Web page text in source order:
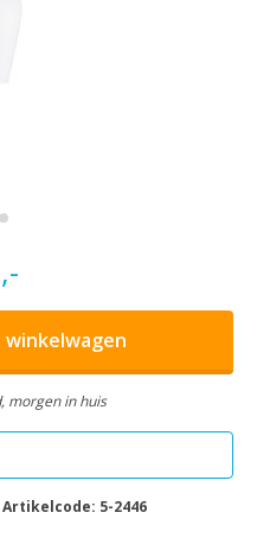
winkelwagen
morgen in huis
Artikelcode: 5-2446